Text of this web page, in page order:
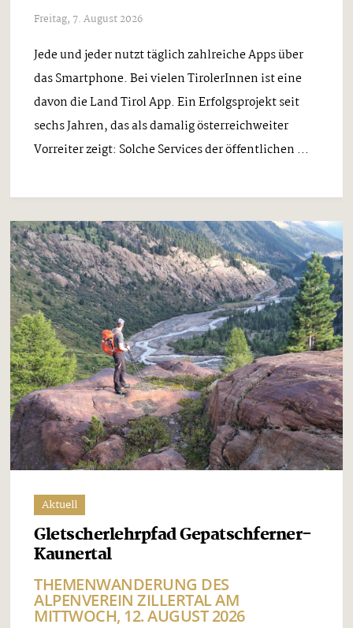
Freitag, 7. August 2026
Jede und jeder nutzt täglich zahlreiche Apps über
das Smartphone. Bei vielen TirolerInnen ist eine
davon die Land Tirol App. Ein Erfolgsprojekt seit
sechs Jahren, das als damalig österreichweiter
Vorreiter zeigt: Solche Services der öffentlichen ...
Aktuell
Gletscherlehrpfad Gepatschferner-
Kaunertal
THEMENWANDERUNG DES
ALPENVEREIN ZILLERTAL AM
MITTWOCH, 12. AUGUST 2026